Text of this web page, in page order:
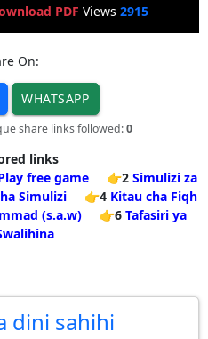
PDF Views 2915
On:
WHATSAPP
share links followed:0
links
free game 👉2 Simulizi za
Simulizi 👉4 Kitau cha Fiqh
(s.a.w) 👉6 Tafasiri ya
dini sahihi